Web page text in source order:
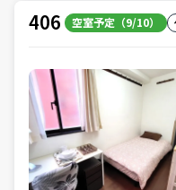
406 空室予定（9/10）